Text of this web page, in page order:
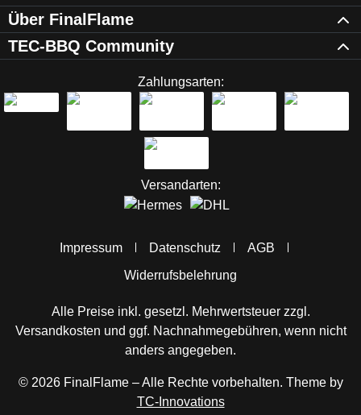
Über FinalFlame
TEC-BBQ Community
Zahlungsarten:
Versandarten:
Impressum Datenschutz
AGB
Widerrufsbelehrung
Alle Preise inkl. gesetzl. Mehrwertsteuer zzgl.
Versandkosten und ggf. Nachnahmegebühren, wenn nicht
anders angegeben.
© 2026 FinalFlame – Alle Rechte vorbehalten. Theme by
TC-Innovations